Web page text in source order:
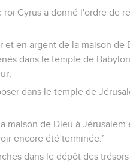
Cyrus a donné l'ordre de
et en argent de la maison de
dans le temple de
dans le temple de
maison de Dieu à Jérusalem
encore été terminée.’
dans le dépôt des